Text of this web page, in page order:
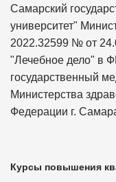
Самарский
университет"
2022.32599 № от
"Лечебное дело" в
государственный
Министерства
Федерации г.
Курсы повышения